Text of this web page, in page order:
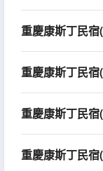
重慶康斯丁民
重慶康斯丁民
重慶康斯丁民
重慶康斯丁民